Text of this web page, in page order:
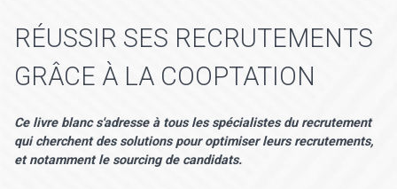
RÉUSSIR SES RECRUTEMENTS
GRÂCE À LA COOPTATION
Ce livre blanc s'adresse à tous les spécialistes du recrutement
qui cherchent des solutions pour optimiser leurs recrutements,
et notamment le sourcing de candidats.